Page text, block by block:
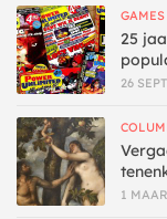
GAMES
25
26
1